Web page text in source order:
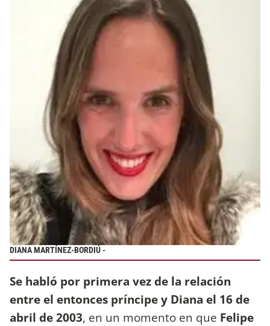
DIANA MARTÍNEZ-BORDIÚ -
Se habló por primera vez de la relación
entre el entonces príncipe y Diana el 16 de
abril de 2003, en un momento en que Felipe